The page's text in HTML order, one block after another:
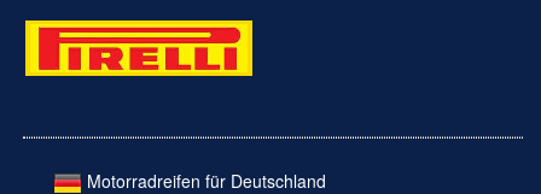
Motorradreifen für Deutschland